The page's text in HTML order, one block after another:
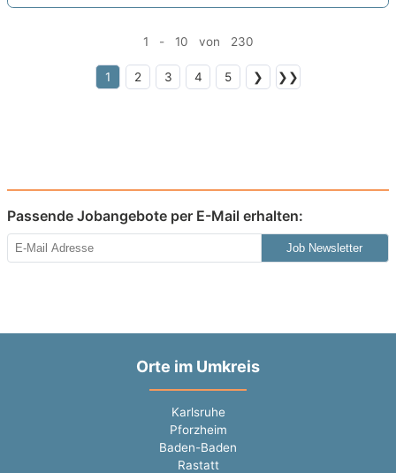
1 - 10 von 230
1 2 3 4 5 ❯ ❯❯
Passende Jobangebote per E-Mail erhalten:
Job Newsletter
Orte im Umkreis
Karlsruhe
Pforzheim
Baden-Baden
Rastatt